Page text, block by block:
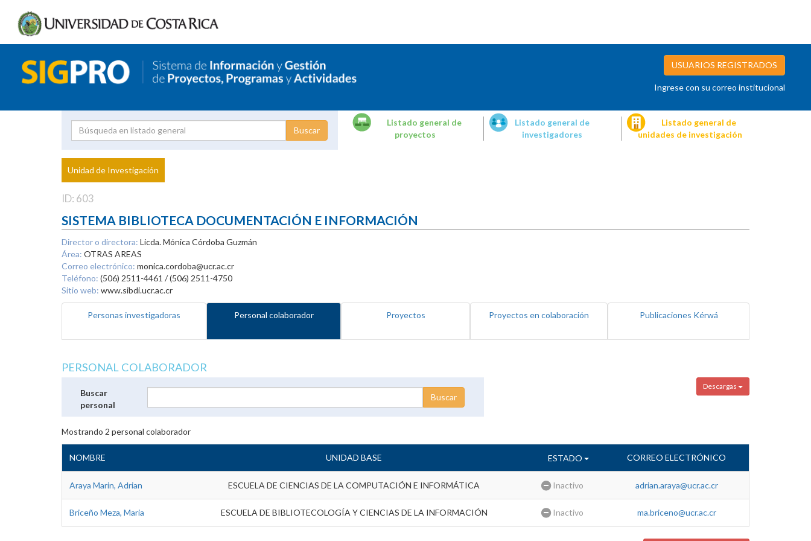
USUARIOS REGISTRADOS
Ingrese con su correo institucional
Proyecto
Investigador
Listado general de
proyectos
Listado general de
investigadores
Listado general de
unidades de investigación
Unidad de Investigación
ID: 603
SISTEMA BIBLIOTECA DOCUMENTACIÓN E INFORMACIÓN
Director o directora: Licda. Mónica Córdoba Guzmán
Área: OTRAS AREAS
Correo electrónico: monica.cordoba@ucr.ac.cr
Teléfono: (506) 2511-4461 / (506) 2511-4750
Sitio web: www.sibdi.ucr.ac.cr
Personas investigadoras Personal colaborador Proyectos Proyectos en colaboración Publicaciones Kérwá
PERSONAL COLABORADOR
Descargas
Buscar
personal
Mostrando 2 personal colaborador
NOMBRE UNIDAD BASE ESTADO CORREO ELECTRÓNICO
Araya Marin, Adrian ESCUELA DE CIENCIAS DE LA COMPUTACIÓN E INFORMÁTICA Inactivo adrian.araya@ucr.ac.cr
Briceño Meza, Maria ESCUELA DE BIBLIOTECOLOGÍA Y CIENCIAS DE LA INFORMACIÓN Inactivo ma.briceno@ucr.ac.cr